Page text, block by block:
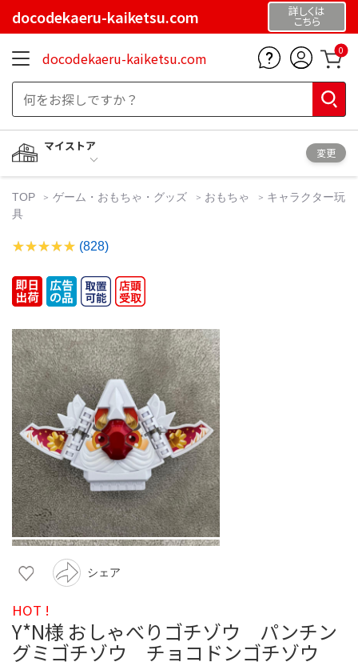
docodekaeru-kaiketsu.com 詳しくは
こちら
docodekaeru-kaiketsu.com 0
マイストア
変更
TOP ゲーム・おもちゃ・グッズ おもちゃ
キャラクター玩
具
(828)
シェア
HOT !
Y*N様 おしゃべりゴチゾウ パンチン
グミゴチゾウ チョコドンゴチゾウ